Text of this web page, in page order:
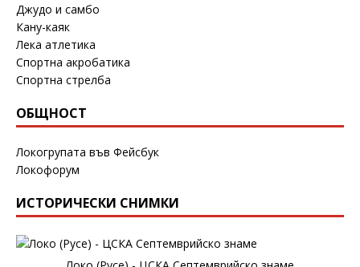
Джудо и самбо
Кану-каяк
Лека атлетика
Спортна акробатика
Спортна стрелба
ОБЩНОСТ
Локогрупата във Фейсбук
Локофорум
ИСТОРИЧЕСКИ СНИМКИ